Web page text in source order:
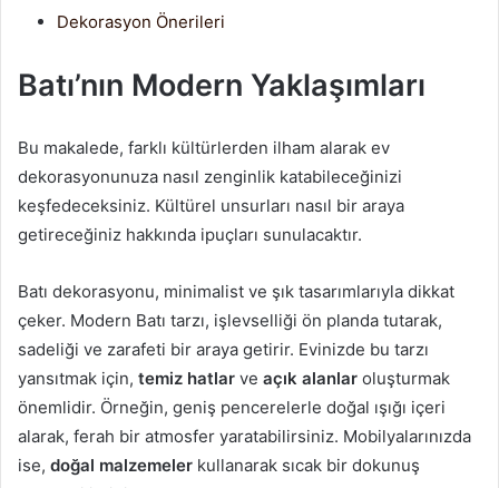
Dekorasyon Önerileri
Batı’nın Modern Yaklaşımları
Bu makalede, farklı kültürlerden ilham alarak ev
dekorasyonunuza nasıl zenginlik katabileceğinizi
keşfedeceksiniz. Kültürel unsurları nasıl bir araya
getireceğiniz hakkında ipuçları sunulacaktır.
Batı dekorasyonu, minimalist ve şık tasarımlarıyla dikkat
çeker. Modern Batı tarzı, işlevselliği ön planda tutarak,
sadeliği ve zarafeti bir araya getirir. Evinizde bu tarzı
yansıtmak için, temiz hatlar ve açık alanlar oluşturmak
önemlidir. Örneğin, geniş pencerelerle doğal ışığı içeri
alarak, ferah bir atmosfer yaratabilirsiniz. Mobilyalarınızda
ise, doğal malzemeler kullanarak sıcak bir dokunuş